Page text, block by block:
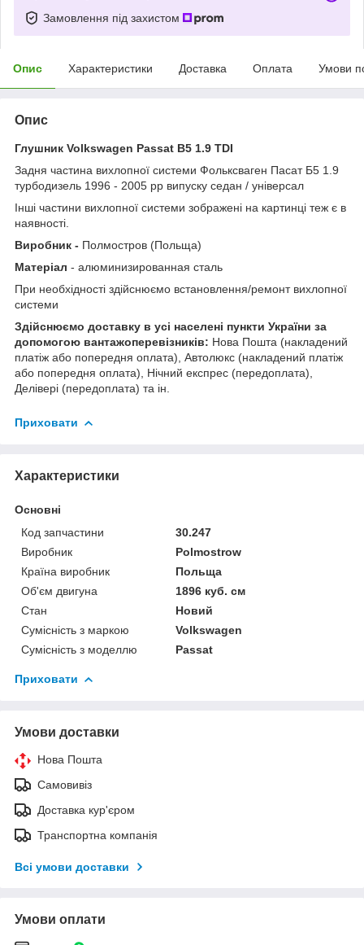
Замовлення під захистом
Опис Характеристики Доставка Оплата Умови
Опис
Глушник Volkswagen Passat B5 1.9 TDI
Задня частина вихлопної системи Фольксваген Пасат Б5 1.9
турбодизель 1996 - 2005 рр випуску седан / універсал
Інші частини вихлопної системи зображені на картинці теж є в
наявності.
Виробник - Полмостров (Польща)
Матеріал - алюминизированная сталь
При необхідності здійснюємо встановлення/ремонт вихлопної
системи
Здійснюємо доставку в усі населені пункти України за
допомогою вантажоперевізників: Нова Пошта (накладений
платіж або попередня оплата), Автолюкс (накладений платіж
або попередня оплата), Нічний експрес (передоплата),
Делівері (передоплата) та ін.
Приховати
Характеристики
Основні
Код запчастини
30.247
Виробник
Polmostrow
Країна виробник
Польща
Об'єм двигуна
1896 куб. см
Стан
Новий
Сумісність з маркою
Volkswagen
Сумісність з моделлю
Passat
Приховати
Умови доставки
Нова Пошта
Самовивіз
Доставка кур'єром
Транспортна компанія
Всі умови доставки
Умови оплати